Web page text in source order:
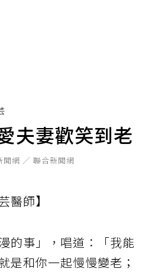
夫妻歡笑到老
聞網 ／ 聯合新聞網
醫師】
的事」，唱道：「我能
是和你一起慢慢變老；